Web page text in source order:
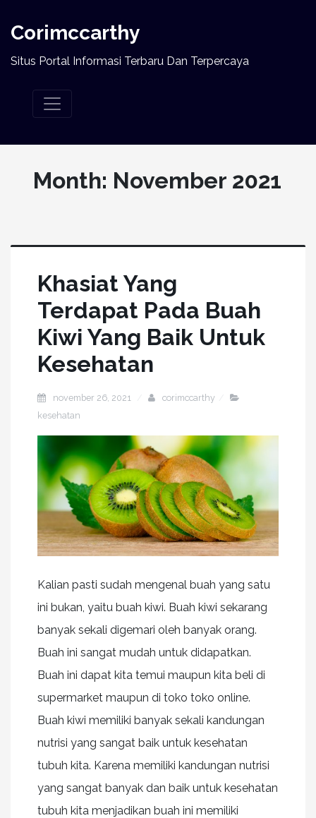
Corimccarthy
Situs Portal Informasi Terbaru Dan Terpercaya
Month: November 2021
Khasiat Yang
Terdapat Pada Buah
Kiwi Yang Baik Untuk
Kesehatan
november 26, 2021
corimccarthy
kesehatan
Kalian pasti sudah mengenal buah yang satu
ini bukan, yaitu buah kiwi. Buah kiwi sekarang
banyak sekali digemari oleh banyak orang.
Buah ini sangat mudah untuk didapatkan.
Buah ini dapat kita temui maupun kita beli di
supermarket maupun di toko toko online.
Buah kiwi memiliki banyak sekali kandungan
nutrisi yang sangat baik untuk kesehatan
tubuh kita. Karena memiliki kandungan nutrisi
yang sangat banyak dan baik untuk kesehatan
tubuh kita menjadikan buah ini memiliki